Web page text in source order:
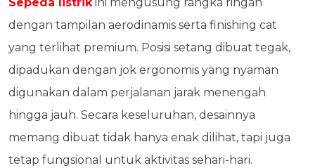
dengan tampilan aerodinamis serta finishing cat
yang terlihat premium. Posisi setang dibuat tegak,
dipadukan dengan jok ergonomis yang nyaman
digunakan dalam perjalanan jarak menengah
hingga jauh. Secara keseluruhan, desainnya
memang dibuat tidak hanya enak dilihat, tapi juga
tetap fungsional untuk aktivitas sehari-hari.